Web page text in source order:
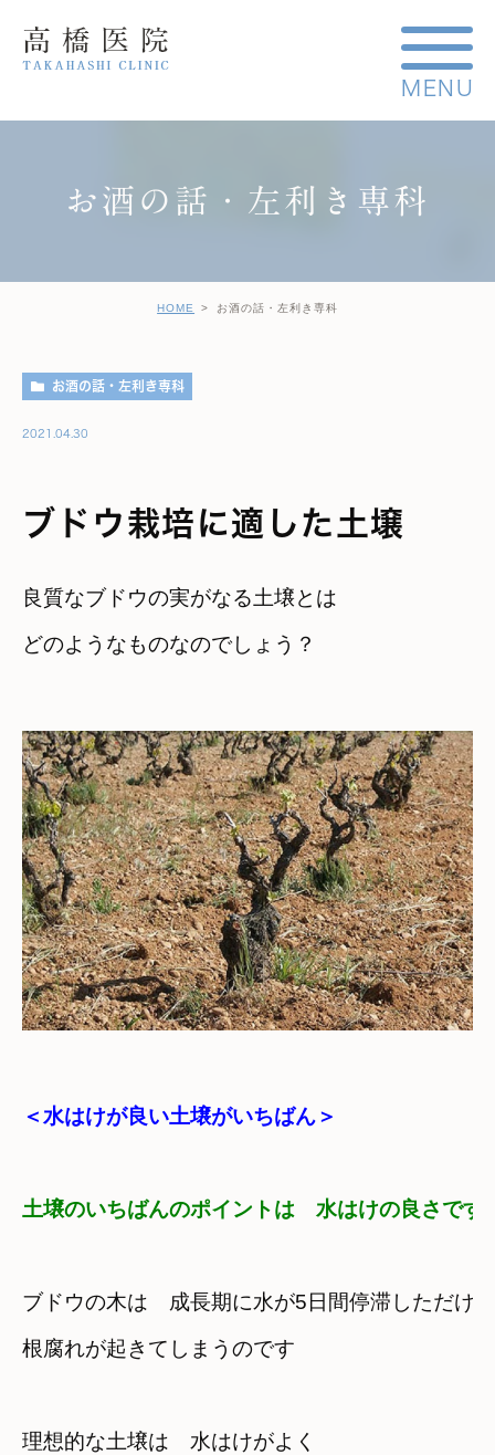
お酒の話・左利き専科
HOME お酒の話・左利き専科
お酒の話・左利き専科
2021.04.30
ブドウ栽培に適した土壌
良質なブドウの実がなる土壌とは
どのようなものなのでしょう？
＜水はけが良い土壌がいちばん＞
土壌のいちばんのポイントは　水はけの良さです
ブドウの木は　成長期に水が5日間停滞しただけで
根腐れが起きてしまうのです
理想的な土壌は　水はけがよく